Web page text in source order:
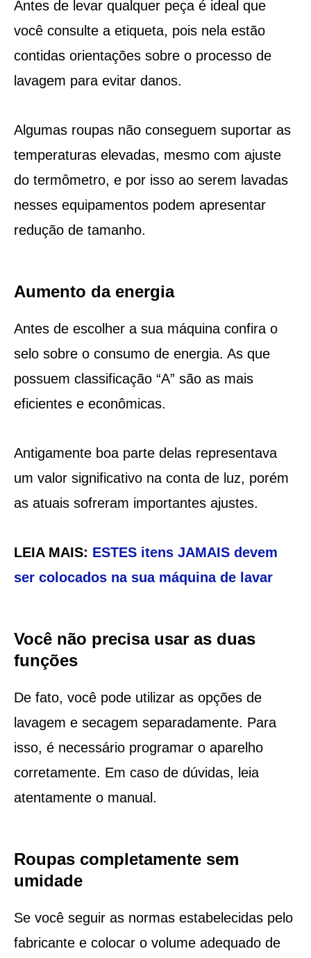
Antes de levar qualquer peça é ideal que
você consulte a etiqueta, pois nela estão
contidas orientações sobre o processo de
lavagem para evitar danos.
Algumas roupas não conseguem suportar as
temperaturas elevadas, mesmo com ajuste
do termômetro, e por isso ao serem lavadas
nesses equipamentos podem apresentar
redução de tamanho.
Aumento da energia
Antes de escolher a sua máquina confira o
selo sobre o consumo de energia. As que
possuem classificação “A” são as mais
eficientes e econômicas.
Antigamente boa parte delas representava
um valor significativo na conta de luz, porém
as atuais sofreram importantes ajustes.
LEIA MAIS: ESTES itens JAMAIS devem
ser colocados na sua máquina de lavar
Você não precisa usar as duas
funções
De fato, você pode utilizar as opções de
lavagem e secagem separadamente. Para
isso, é necessário programar o aparelho
corretamente. Em caso de dúvidas, leia
atentamente o manual.
Roupas completamente sem
umidade
Se você seguir as normas estabelecidas pelo
fabricante e colocar o volume adequado de